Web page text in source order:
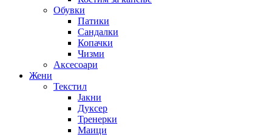
Обувки
Патики
Сандалки
Копачки
Чизми
Аксесоари
Жени
Текстил
Јакни
Дуксер
Тренерки
Маици